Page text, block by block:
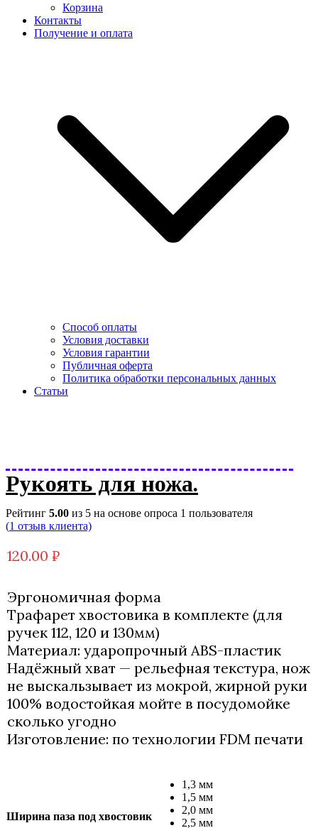
Корзина
Контакты
Получение и оплата
Способ оплаты
Условия доставки
Условия гарантии
Публичная оферта
Политика обработки персональных данных
Статьи
Рукоять для ножа.
Рейтинг 5.00 из 5 на основе опроса 1 пользователя
(1 отзыв клиента)
120.00 ₽
Эргономичная форма
Трафарет хвостовика в комплекте (для
ручек 112, 120 и 130мм)
Материал: ударопрочный ABS-пластик
Надёжный хват — рельефная текстура, нож
не выскальзывает из мокрой, жирной руки
100% водостойкая мойте в посудомойке
сколько угодно
Изготовление: по технологии FDM печати
Ширина паза под хвостовик
1,3 мм
1,5 мм
2,0 мм
2,5 мм